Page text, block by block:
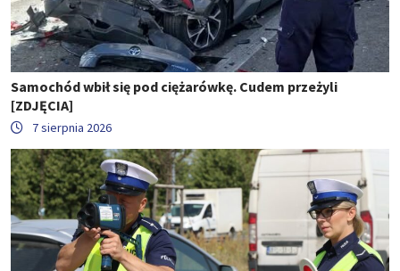
Samochód wbił się pod ciężarówkę. Cudem przeżyli
[ZDJĘCIA]
7 sierpnia 2026